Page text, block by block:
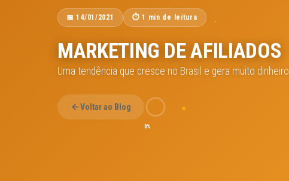
📅 14/01/2021 ⏱️ 1 min de leitura
MARKETING DE AFILIADOS
Uma tendência que cresce no Brasil e gera muito dinheiro
Voltar ao Blog
0%